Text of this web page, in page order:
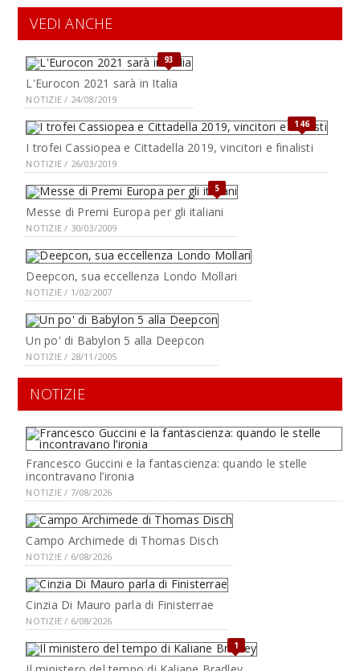
VEDI ANCHE
93
L'Eurocon 2021 sarà in Italia
NOTIZIE / 24/08/2019
146
I trofei Cassiopea e Cittadella 2019, vincitori e finalisti
NOTIZIE / 26/03/2019
5
Messe di Premi Europa per gli italiani
NOTIZIE / 30/03/2009
Deepcon, sua eccellenza Londo Mollari
NOTIZIE / 1/02/2007
Un po' di Babylon 5 alla Deepcon
NOTIZIE / 28/11/2005
NOTIZIE
Francesco Guccini e la fantascienza: quando le stelle
incontravano l’ironia
NOTIZIE / 7/08/2026
Campo Archimede di Thomas Disch
NOTIZIE / 6/08/2026
Cinzia Di Mauro parla di Finisterrae
NOTIZIE / 6/08/2026
1